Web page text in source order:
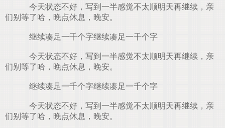
今天状态不好，写到一半感觉不太顺明天再继续，亲
们别等了哈，晚点休息，晚安。
继续凑足一千个字继续凑足一千个字
今天状态不好，写到一半感觉不太顺明天再继续，亲
们别等了哈，晚点休息，晚安。
继续凑足一千个字继续凑足一千个字
今天状态不好，写到一半感觉不太顺明天再继续，亲
们别等了哈，晚点休息，晚安。